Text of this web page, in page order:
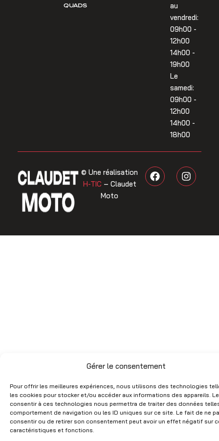
Gérer le consentement
Pour offrir les meilleures expériences, nous utilisons des technologies
les cookies pour stocker et/ou accéder aux informations des appareils.
consentir à ces technologies nous permettra de traiter des données
comportement de navigation ou les ID uniques sur ce site. Le fait de ne
consentir ou de retirer son consentement peut avoir un effet négatif sur
caractéristiques et fonctions.
QUADS
au
vendredi:
09h00 -
12h00
14h00 -
19h00
Le
samedi:
09h00 -
12h00
14h00 -
18h00
© Une réalisation
H-TIC – Claudet
Moto
F
a
k
I
n
a